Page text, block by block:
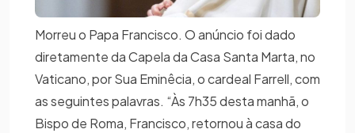
Morreu o Papa Francisco. O anúncio foi dado
diretamente da Capela da Casa Santa Marta, no
Vaticano, por Sua Eminêcia, o cardeal Farrell, com
as seguintes palavras. “Às 7h35 desta manhã, o
Bispo de Roma, Francisco, retornou à casa do